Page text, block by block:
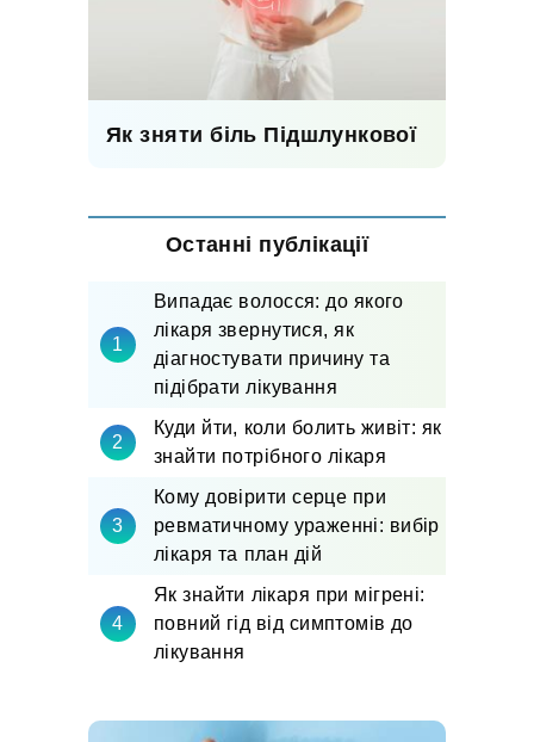
Як зняти біль Підшлункової
Останні публікації
Випадає волосся: до якого
лікаря звернутися, як
діагностувати причину та
підібрати лікування
Куди йти, коли болить живіт: як
знайти потрібного лікаря
Кому довірити серце при
ревматичному ураженні: вибір
лікаря та план дій
Як знайти лікаря при мігрені:
повний гід від симптомів до
лікування